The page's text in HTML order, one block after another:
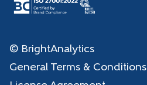
© BrightAnalytics
General Terms & Conditions